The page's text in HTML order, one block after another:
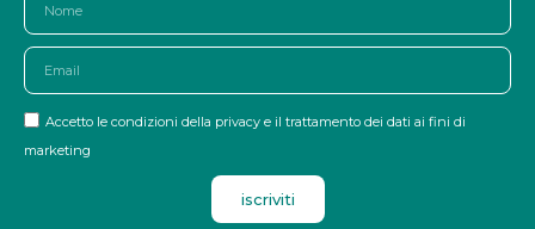
Accetto le condizioni della privacy e il trattamento dei dati ai fini di
marketing
iscriviti